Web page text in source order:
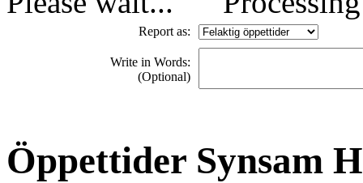
Report as:
Write in Words:
(Optional)
Öppettider Synsam